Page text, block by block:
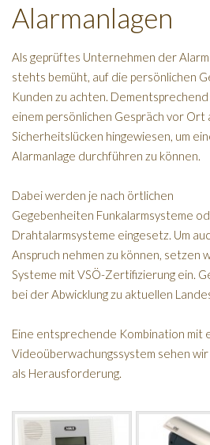
Alarmanlagen
Als geprüftes Unternehmen der
stehts bemüht, auf die persönlichen
Kunden zu achten.
einem persönlichen Gespräch vor
Sicherheitslücken hingewiesen, um
Alarmanlage durchführen zu können.
Dabei werden je nach örtlichen
Gegebenheiten Funkalarmsysteme
Drahtalarmsysteme eingesetz. Um
Anspruch nehmen zu können, setzen
Systeme mit VSÖ-Zertifizierung ein.
bei der Abwicklung zu aktuellen
Eine entsprechende Kombination mit
Videoüberwachungssystem sehen
als Herausforderung.